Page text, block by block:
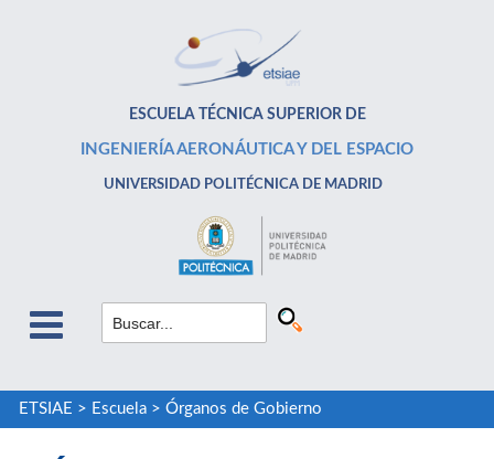
ESCUELA TÉCNICA SUPERIOR DE
INGENIERÍA AERONÁUTICA Y DEL ESPACIO
UNIVERSIDAD POLITÉCNICA DE MADRID
ETSIAE > Escuela> Órganos de Gobierno